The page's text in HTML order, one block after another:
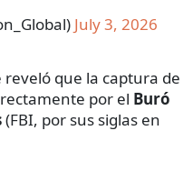
July 3, 2026
que la captura de
por el Buró
(FBI, por sus siglas en